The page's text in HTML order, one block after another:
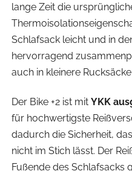
lange Zeit die
Schlafsack leicht und in
hervorragend
auch in kleinere
Der Bike +2 ist mit YKK
für hochwertigste
dadurch die Sicherheit,
nicht im Stich lässt. Der
Fußende des Schlafsacks